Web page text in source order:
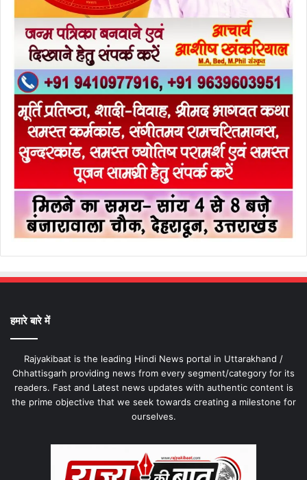
हमारे बारे में
Rajyakibaat is the leading Hindi News portal in Uttarakhand /
Chhattisgarh providing news from every segment/category for its
readers. Fast and Latest news updates with authentic content is
the prime objective that we seek towards creating a milestone for
ourselves.